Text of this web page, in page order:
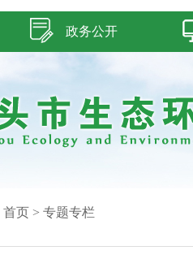
政务公开
首页 > 专题专栏